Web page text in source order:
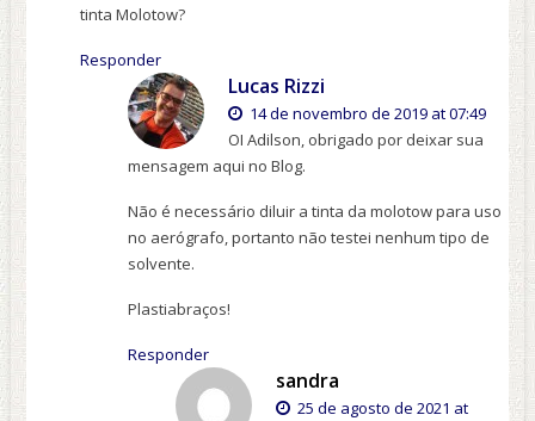
tinta Molotow?
Responder
Lucas Rizzi
14 de novembro de 2019 at 07:49
OI Adilson, obrigado por deixar sua
mensagem aqui no Blog.
Não é necessário diluir a tinta da molotow para uso
no aerógrafo, portanto não testei nenhum tipo de
solvente.
Plastiabraços!
Responder
sandra
25 de agosto de 2021 at